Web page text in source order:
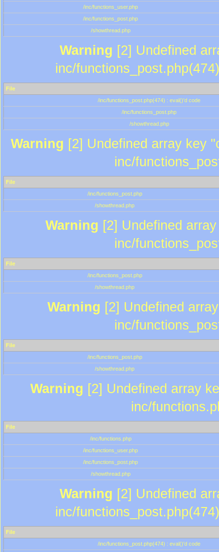
/inc/functions_user.php
/inc/functions_post.php
/showthread.php
Warning [2] Undefined
inc/
File
/inc/functions_post.php(474) : eval()'d code
/inc/functions_post.php
/showthread.php
Warning [2] Undefined array key
inc/
File
/inc/functions_post.php
/showthread.php
Warning [2] Undefined
inc/
File
/inc/functions_post.php
/showthread.php
Warning [2] Undefined
inc/
File
/inc/functions_post.php
/showthread.php
Warning [2] Undefined array
inc/
File
/inc/functions.php
/inc/functions_user.php
/inc/functions_post.php
/showthread.php
Warning [2] Undefined
inc/
File
/inc/functions_post.php(474) : eval()'d code